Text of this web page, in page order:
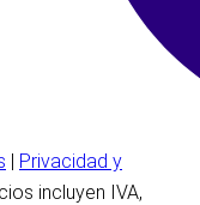
| Privacidad y
incluyen IVA,